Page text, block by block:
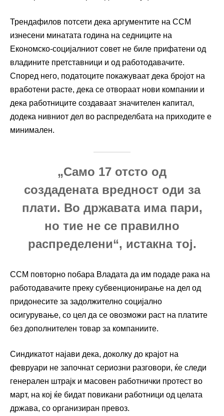
Трендафилов потсети дека аргументите на ССМ
изнесени минатата година на седниците на
Економско-социјалниот совет не биле прифатени од
владините претставници и од работодавачите.
Според него, податоците покажуваат дека бројот на
вработени расте, дека се отвораат нови компании и
дека работниците создаваат значителен капитал,
додека нивниот дел во распределбата на приходите е
минимален.
„Само 17 отсто од
создадената вредност оди за
плати. Во државата има пари,
но тие не се правилно
распределени“, истакна тој.
ССМ повторно побара Владата да им подаде рака на
работодавачите преку субвенционирање на дел од
придонесите за задолжително социјално
осигурување, со цел да се овозможи раст на платите
без дополнителен товар за компаниите.
Синдикатот најави дека, доколку до крајот на
февруари не започнат сериозни разговори, ќе следи
генерален штрајк и масовен работнички протест во
март, на кој ќе бидат повикани работници од целата
држава, со организиран превоз.